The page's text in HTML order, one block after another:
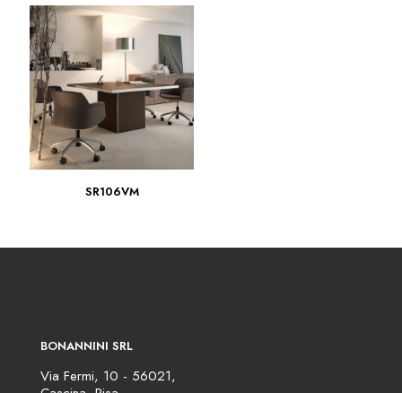
SR106VM
BONANNINI SRL
Via Fermi, 10 - 56021,